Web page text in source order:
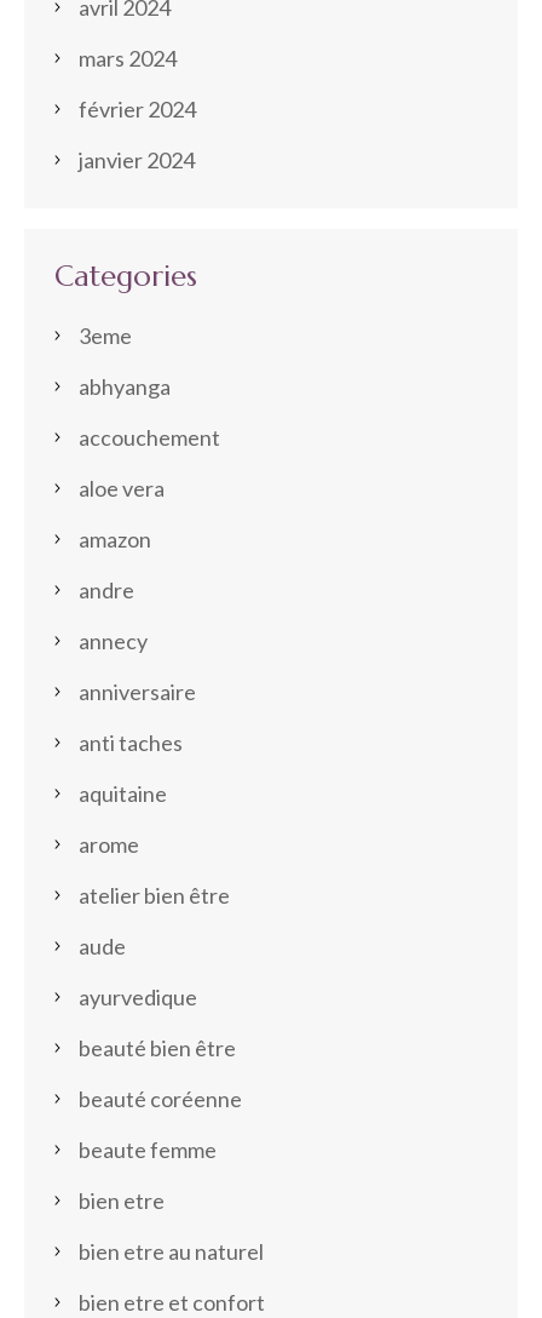
avril 2024
mars 2024
février 2024
janvier 2024
Categories
3eme
abhyanga
accouchement
aloe vera
amazon
andre
annecy
anniversaire
anti taches
aquitaine
arome
atelier bien être
aude
ayurvedique
beauté bien être
beauté coréenne
beaute femme
bien etre
bien etre au naturel
bien etre et confort